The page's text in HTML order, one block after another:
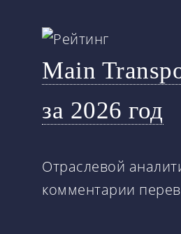
Main
за 2026 год
Отраслевой
комментарии